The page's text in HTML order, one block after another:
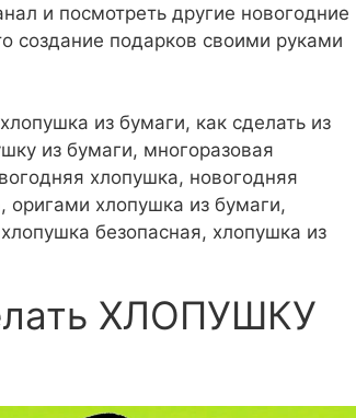
и посмотреть другие новогодние
создание подарков своими руками
из бумаги, как сделать из
из бумаги, многоразовая
хлопушка, новогодняя
оригами хлопушка из бумаги,
безопасная, хлопушка из
ХЛОПУШКУ